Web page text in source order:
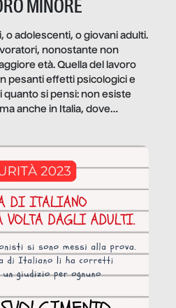
MINORE
o adolescenti, o giovani adulti.
nonostante non
età. Quella del lavoro
pesanti effetti psicologici e
quanto si pensi: non esiste
anche in Italia, dove